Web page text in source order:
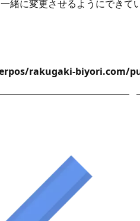
に変更させるようにできて
rakugaki-biyori.com/